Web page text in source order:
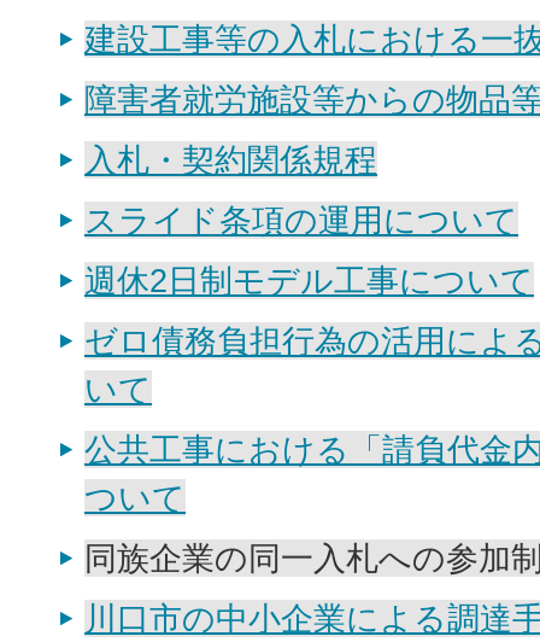
建設工事等の入札における一
障害者就労施設等からの物品
入札・契約関係規程
スライド条項の運用について
週休2日制モデル工事について
ゼロ債務負担行為の活用によ
いて
公共工事における「請負代金
ついて
同族企業の同一入札への参加
川口市の中小企業による調達